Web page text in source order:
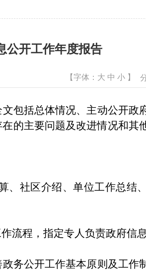
公开工作年度报告
【字体： 大 中 小 】
包括总体情况、主动公开政
的主要问题及改进情况和其
、社区介绍、单位工作总结
流程，指定专人负责政府信
务公开工作基本原则及工作